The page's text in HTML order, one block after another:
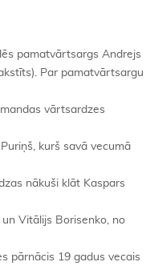
pamatvārtsargs Andrejs
Par pamatvārtsargu
vārtsardzes
kurš savā vecumā
nākuši klāt Kaspars
Vitālijs Borisenko, no
pārnācis 19 gadus vecais